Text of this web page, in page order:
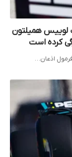
لوییس همیلتون
کرده است
اذعان…